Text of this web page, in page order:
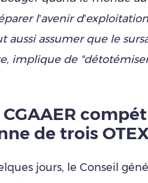
l’avenir
aussi assumer que le
implique de
de trois
jours, le Conseil